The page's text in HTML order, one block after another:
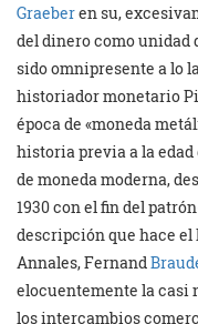
Graeberen su,
del dinero como unidad
sido omnipresente a lo
historiador monetario
época de «moneda
historia previa a la
de moneda moderna,
1930 con el fin del
descripción que hace el
Annales, Fernand
elocuentemente la casi
los intercambios